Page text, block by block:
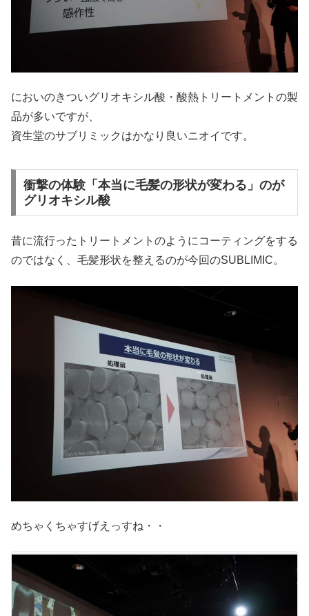
においのきついグリオキシル酸・酸熱トリートメントの製
品が多いですが、
資生堂のサブリミックはかなり良いニオイです。
衝撃の体験「本当に毛髪の形状が変わる」のが
グリオキシル酸
昔に流行ったトリートメントのようにコーティングをする
のではなく、毛髪形状を整えるのが今回のSUBLIMIC。
めちゃくちゃすげえっすね・・